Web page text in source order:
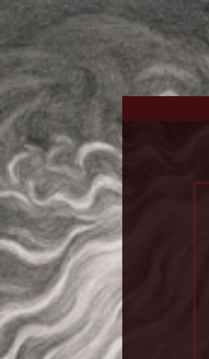
本文へスキップ